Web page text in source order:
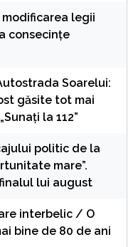
legii
consecințe
Soarelui:
găsite tot mai
la 112”
politic de la
mare”.
lui august
interbelic / O
bine de 80 de ani